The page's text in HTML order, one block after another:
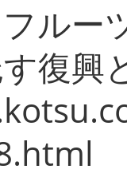
ルー
復興